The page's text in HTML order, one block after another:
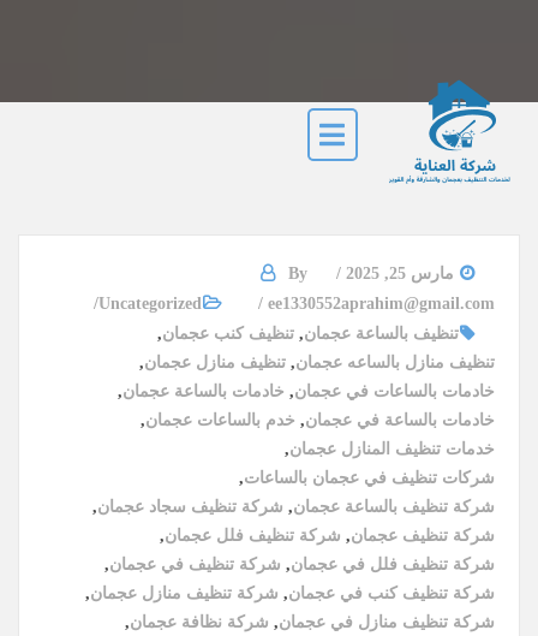
مارس 25, 2025
By
ee1330552aprahim@gmail.com
Uncategorized
تنظيف بالساعة عجمان, تنظيف كنب عجمان,
تنظيف منازل بالساعه عجمان, تنظيف منازل عجمان,
خادمات بالساعات في عجمان, خادمات بالساعة عجمان,
خادمات بالساعة في عجمان, خدم بالساعات عجمان,
خدمات تنظيف المنازل عجمان,
شركات تنظيف في عجمان بالساعات,
شركة تنظيف بالساعة عجمان, شركة تنظيف سجاد عجمان,
شركة تنظيف عجمان, شركة تنظيف فلل عجمان,
شركة تنظيف فلل في عجمان, شركة تنظيف في عجمان,
شركة تنظيف كنب في عجمان, شركة تنظيف منازل عجمان,
شركة تنظيف منازل في عجمان, شركة نظافة عجمان,